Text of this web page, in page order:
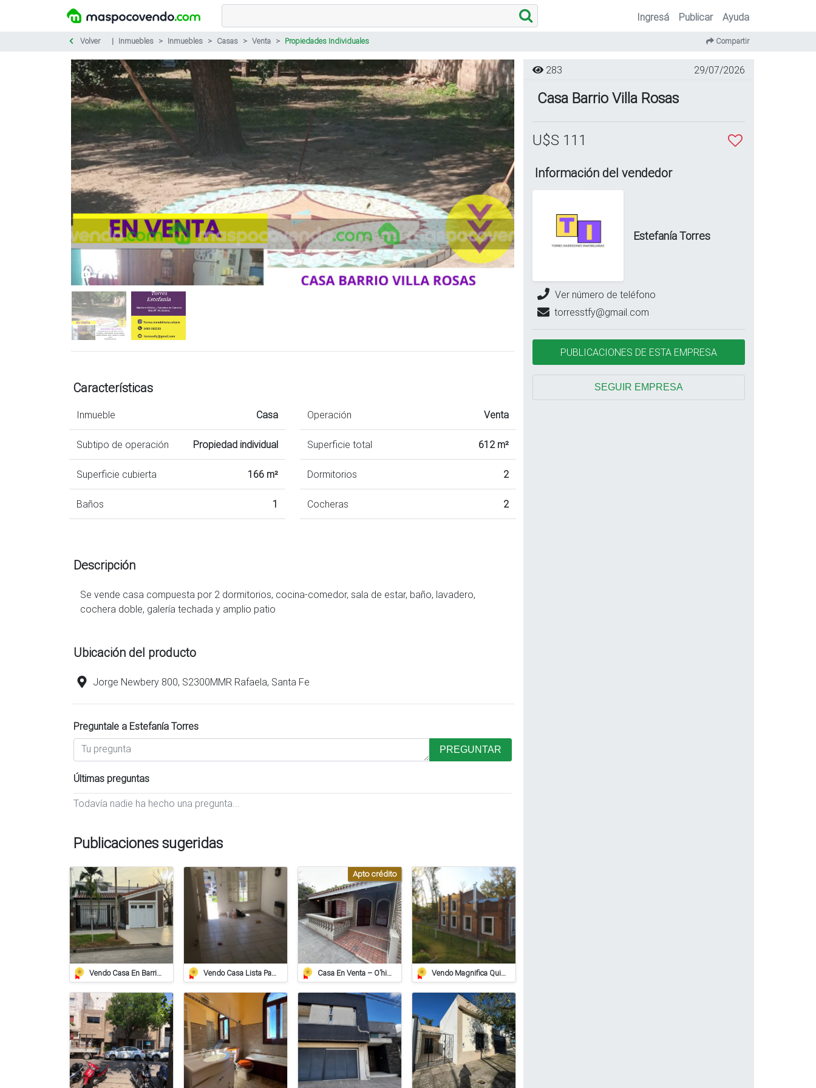
Ingresá Publicar Ayuda
Volver Inmuebles Inmuebles Casas Venta Propiedades Individuales Compartir
1 / 2
Características
Inmueble Casa
Subtipo de operación Propiedad individual
Superficie cubierta 166 m²
Baños 1
Operación Venta
Superficie total 612 m²
Dormitorios 2
Cocheras 2
Descripción
Se vende casa compuesta por 2 dormitorios, cocina-comedor, sala de estar, baño, lavadero,
cochera doble, galería techada y amplio patio
Ubicación del producto
Jorge Newbery 800, S2300MMR Rafaela, Santa Fe
Preguntale a Estefanía Torres
PREGUNTAR
Últimas preguntas
Todavía nadie ha hecho una pregunta...
Publicaciones sugeridas
Vendo Casa En Barrio Juan De Garay Calle Corrientes 406 Vendo Casa Lista Para Habitar Casa En Venta – O’higgins 739, Barrio Alberdi, Rafaela
Apto crédito
Vendo Magnifica Quinta De Grandes Dimensiones. - Zona Estación Saguier
283 29/07/2026
Casa Barrio Villa Rosas
U$S 111
Información del vendedor
Estefanía Torres
Ver número de teléfono
torresstfy@gmail.com
PUBLICACIONES DE ESTA EMPRESA
SEGUIR EMPRESA